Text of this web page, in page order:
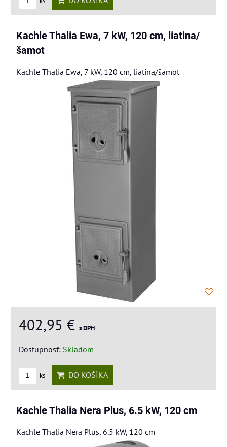
Kachle Thalia Ewa, 7 kW, 120 cm, liatina/
šamot
Kachle Thalia Ewa, 7 kW, 120 cm, liatina/šamot
402,95 € s DPH
Dostupnosť: Skladom
ks DO KOŠÍKA
Kachle Thalia Nera Plus, 6.5 kW, 120 cm
Kachle Thalia Nera Plus, 6.5 kW, 120 cm